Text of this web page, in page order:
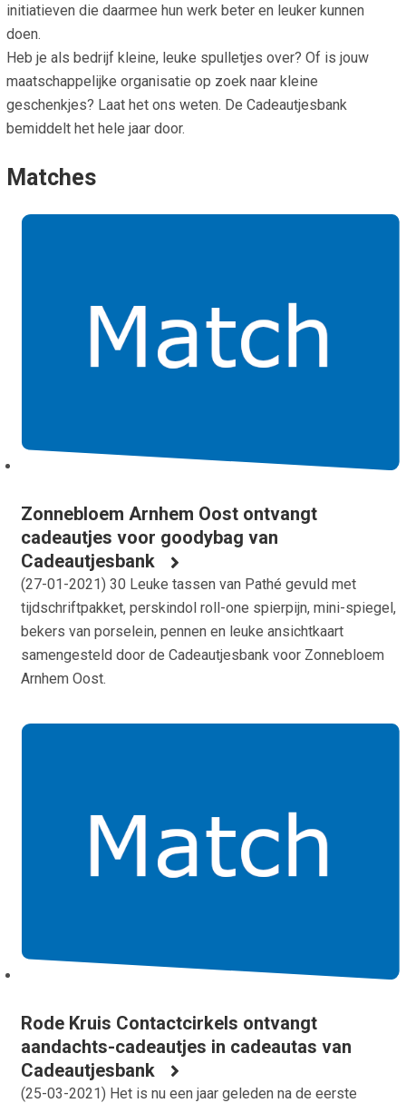
initiatieven die daarmee hun werk beter en leuker kunnen
doen.
Heb je als bedrijf kleine, leuke spulletjes over? Of is jouw
maatschappelijke organisatie op zoek naar kleine
geschenkjes? Laat het ons weten. De Cadeautjesbank
bemiddelt het hele jaar door.
Matches
Zonnebloem Arnhem Oost ontvangt
cadeautjes voor goodybag van
Cadeautjesbank
(27-01-2021) 30 Leuke tassen van Pathé gevuld met
tijdschriftpakket, perskindol roll-one spierpijn, mini-spiegel,
bekers van porselein, pennen en leuke ansichtkaart
samengesteld door de Cadeautjesbank voor Zonnebloem
Arnhem Oost.
Rode Kruis Contactcirkels ontvangt
aandachts-cadeautjes in cadeautas van
Cadeautjesbank
(25-03-2021) Het is nu een jaar geleden na de eerste